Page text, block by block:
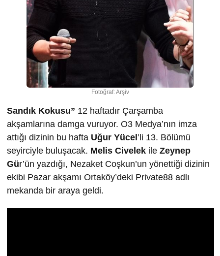
Fotoğraf: Arşiv
Sandık Kokusu” 12 haftadır Çarşamba
akşamlarına damga vuruyor. O3 Medya’nın imza
attığı dizinin bu hafta Uğur Yücel ’li 13. Bölümü
seyirciyle buluşacak. Melis Civelek ile Zeynep
Gür’ün yazdığı, Nezaket Coşkun’un yönettiği dizinin
ekibi Pazar akşamı Ortaköy’deki Private88 adlı
mekanda bir araya geldi.